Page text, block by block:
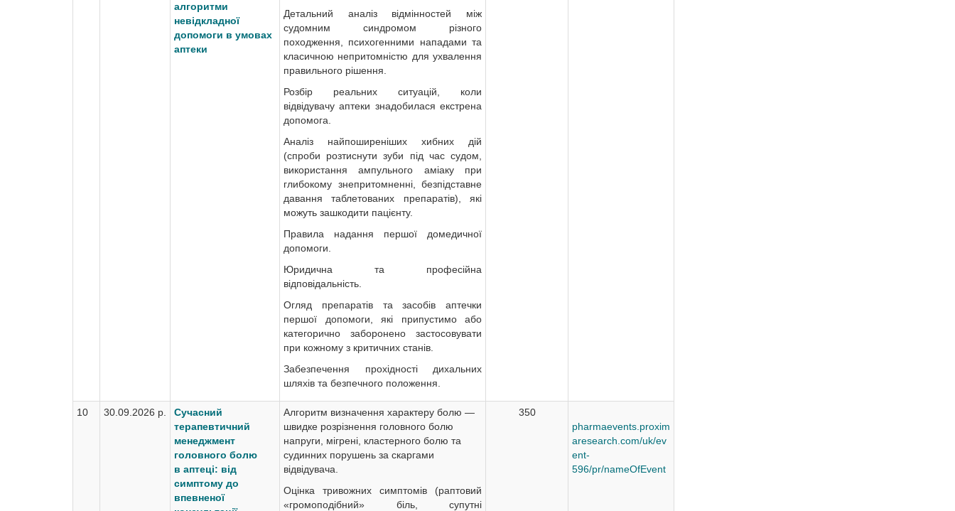
алгоритми
невідкладної
допомоги в умовах
аптеки
Детальний аналіз відмінностей між
судомним синдромом різного
походження, психогенними нападами та
класичною непритомністю для ухвалення
правильного рішення.
Розбір реальних ситуацій, коли
відвідувачу аптеки знадобилася екстрена
допомога.
Аналіз найпоширеніших хибних дій
(спроби розтиснути зуби під час судом,
використання ампульного аміаку при
глибокому знепритомненні, безпідставне
давання таблетованих препаратів), які
можуть зашкодити пацієнту.
Правила надання першої домедичної
допомоги.
Юридична та професійна
відповідальність.
Огляд препаратів та засобів аптечки
першої допомоги, які припустимо або
категорично заборонено застосовувати
при кожному з критичних станів.
Забезпечення прохідності дихальних
шляхів та безпечного положення.
10 30.09.2026 р.
Сучасний
терапевтичний
менеджмент
головного болю
в аптеці: від
симптому до
впевненої
Алгоритм визначення характеру болю —
швидке розрізнення головного болю
напруги, мігрені, кластерного болю та
судинних порушень за скаргами
відвідувача.
Оцінка тривожних симптомів (раптовий
«громоподібний» біль, супутні
350
pharmaevents.proxim
aresearch.com/uk/ev
ent-
596/pr/nameOfEvent